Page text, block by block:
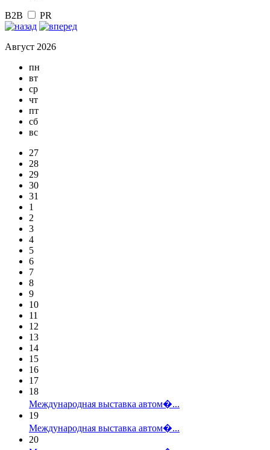
B2B PR
Август 2026
пн
вт
ср
чт
пт
сб
вс
27
28
29
30
31
1
2
3
4
5
6
7
8
9
10
11
12
13
14
15
16
17
18
Международная выставка автом�...
19
Международная выставка автом�...
20